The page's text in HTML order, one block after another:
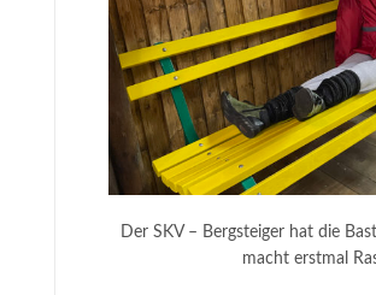
Der SKV – Bergsteiger hat die
macht erstmal